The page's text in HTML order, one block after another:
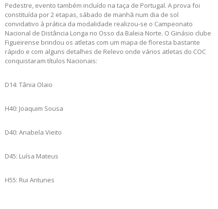
Pedestre, evento também incluído na taça de Portugal. A prova foi
constituída por 2 etapas, sábado de manhã num dia de sol
convidativo à prática da modalidade realizou-se o Campeonato
Nacional de Distância Longa no Osso da Baleia Norte. O Ginásio clube
Figueirense brindou os atletas com um mapa de floresta bastante
rápido e com alguns detalhes de Relevo onde vários atletas do COC
conquistaram títulos Nacionais:
D14: Tânia Olaio
H40: Joaquim Sousa
D40: Anabela Vieito
D45: Luísa Mateus
H55: Rui Antunes